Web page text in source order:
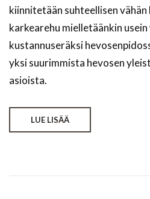
kiinnitetään suhteellisen
karkearehu mielletäänkin
kustannuseräksi
yksi suurimmista hevosen
asioista.
LUE LISÄÄ